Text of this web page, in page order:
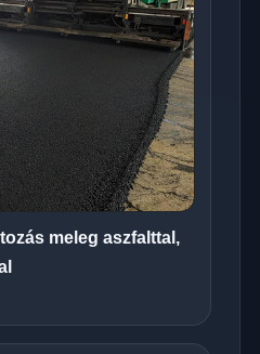
meleg aszfalttal,